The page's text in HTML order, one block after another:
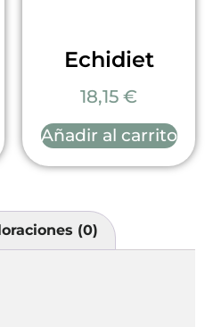
Echidiet
18,15 €
Añadir al carrito
(0)